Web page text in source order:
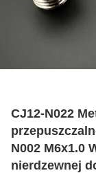
CJ12-N022
N002 M6x1.0
nierdzewnej